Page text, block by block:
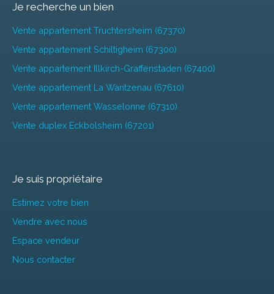
Je recherche un bien
Vente appartement Truchtersheim (67370)
Vente appartement Schiltigheim (67300)
Vente appartement Illkirch-Graffenstaden (67400)
Vente appartement La Wantzenau (67610)
Vente appartement Wasselonne (67310)
Vente duplex Eckbolsheim (67201)
Je suis propriétaire
Estimez votre bien
Vendre avec nous
Espace vendeur
Nous contacter